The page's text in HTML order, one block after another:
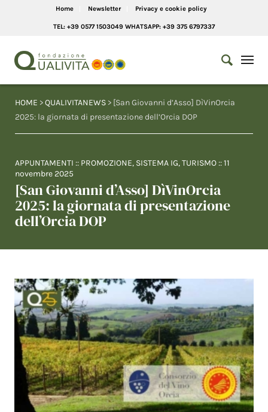
Home Newsletter Privacy e cookie policy
TEL: +39 0577 1503049 WHATSAPP: +39 375 6797337
HOME >QUALIVITANEWS > [San Giovanni d’Asso] DìVinOrcia
2025: la giornata di presentazione dell’Orcia DOP
APPUNTAMENTI :: PROMOZIONE, SISTEMA IG,TURISMO ::11
novembre 2025
[San Giovanni d’Asso] DìVinOrcia
2025: la giornata di presentazione
dell’Orcia DOP